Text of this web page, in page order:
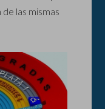
las mismas